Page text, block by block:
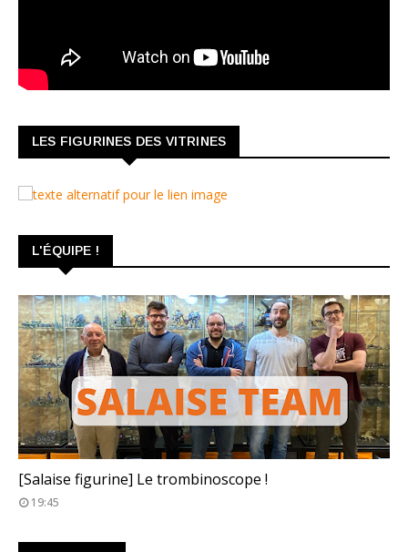
LES FIGURINES DES VITRINES
L'ÉQUIPE !
[Salaise figurine] Le trombinoscope !
19:45